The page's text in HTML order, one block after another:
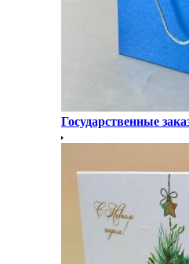
Государственные